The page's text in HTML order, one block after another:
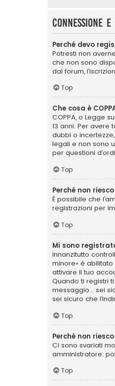
Connessione
Perché devo
Potresti non
che non sono
dal forum,
Top
Che cosa è
COPPA, o Legge
13 anni. Per
dubbi o
legali e non sono
per questioni
Top
Perché non
È possibile che
registrazioni per
Top
Mi sono
Innanzitutto
minore» è
attivare il tuo
Quando ti registri
messaggio... sei
sei sicuro che
Top
Perché non
Ci sono svariati
amministratore:
Top